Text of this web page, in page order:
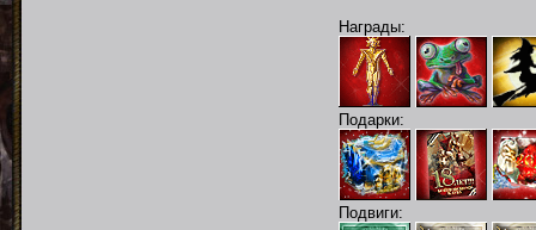
Награды:
Подарки:
Подвиги: